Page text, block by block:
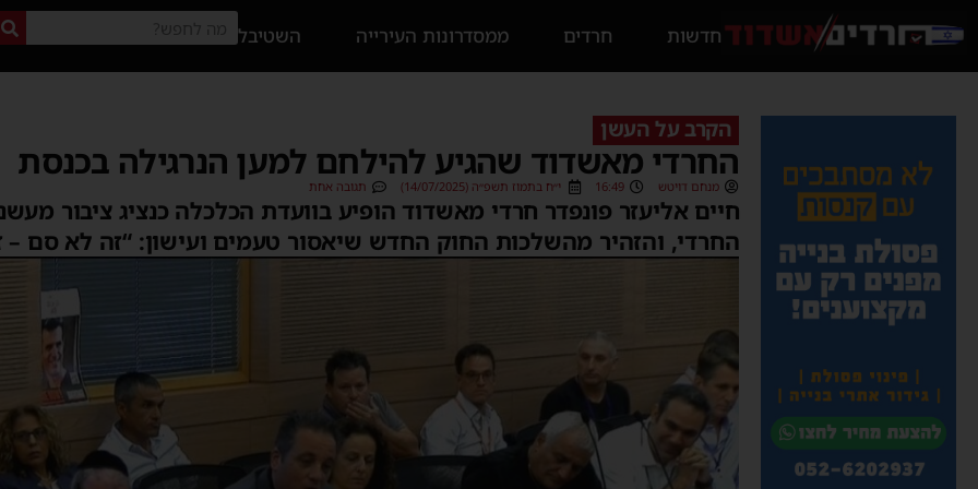
חדשות חרדים ממסדרונות העירייה השטיבל
הקרב על העשן
החרדי מאשדוד שהגיע להילחם למען הנרגילה בכנסת
מנחם דויטש 16:49 י״ח בתמוז תשפ״ה (14/07/2025) תגובה אחת
חיים אליעזר פונפדר חרדי מאשדוד הופיע בוועדת הכלכלה כנציג ציבור
החרדי, והזהיר מהשלכות החוק החדש שיאסור טעמים ועישון: “זה לא סם –